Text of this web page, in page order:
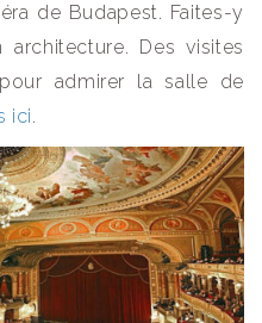
de Budapest. Faites-y
Des visites
admirer la salle de
ici.